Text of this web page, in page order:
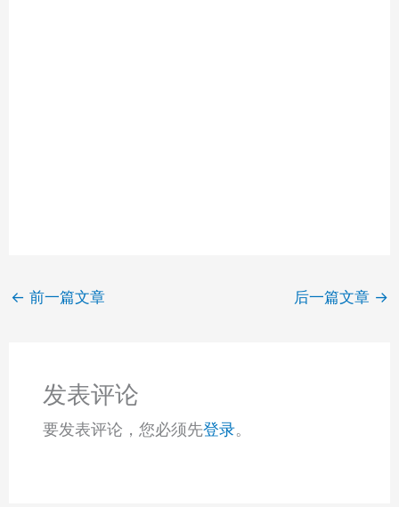
← 前一篇文章 后一篇文章 →
发表评论
要发表评论，您必须先登录。